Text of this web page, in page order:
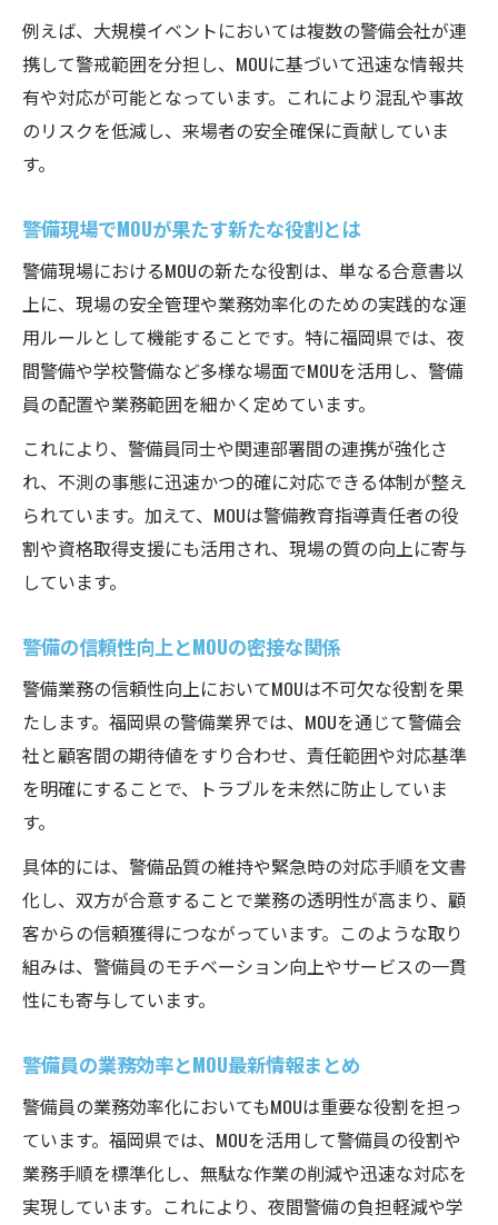
警備員のキャリアにMOUが必要な理由とは
警備員キャリアアップにMOUがもたらす効果
警備キャリアアップに効くMOUの活用法
警備現場でMOUを通じたスキル向上術
警備業界のキャリアチェンジとMOU活用
例えば、大規模イベントにおいては複数の警備会社が連
携して警戒範囲を分担し、MOUに基づいて迅速な情報共
有や対応が可能となっています。これにより混乱や事故
のリスクを低減し、来場者の安全確保に貢献していま
す。
警備現場でMOUが果たす新たな役割とは
警備現場におけるMOUの新たな役割は、単なる合意書以
上に、現場の安全管理や業務効率化のための実践的な運
用ルールとして機能することです。特に福岡県では、夜
間警備や学校警備など多様な場面でMOUを活用し、警備
員の配置や業務範囲を細かく定めています。
これにより、警備員同士や関連部署間の連携が強化さ
れ、不測の事態に迅速かつ的確に対応できる体制が整え
られています。加えて、MOUは警備教育指導責任者の役
割や資格取得支援にも活用され、現場の質の向上に寄与
しています。
警備の信頼性向上とMOUの密接な関係
警備業務の信頼性向上においてMOUは不可欠な役割を果
たします。福岡県の警備業界では、MOUを通じて警備会
社と顧客間の期待値をすり合わせ、責任範囲や対応基準
を明確にすることで、トラブルを未然に防止していま
す。
具体的には、警備品質の維持や緊急時の対応手順を文書
化し、双方が合意することで業務の透明性が高まり、顧
客からの信頼獲得につながっています。このような取り
組みは、警備員のモチベーション向上やサービスの一貫
性にも寄与しています。
警備員の業務効率とMOU最新情報まとめ
警備員の業務効率化においてもMOUは重要な役割を担っ
ています。福岡県では、MOUを活用して警備員の役割や
業務手順を標準化し、無駄な作業の削減や迅速な対応を
実現しています。これにより、夜間警備の負担軽減や学